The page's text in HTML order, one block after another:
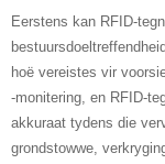
Eerstens kan RFID-
hoë vereistes vir
-monitering, en RFID-
akkuraat tydens die
grondstowwe,